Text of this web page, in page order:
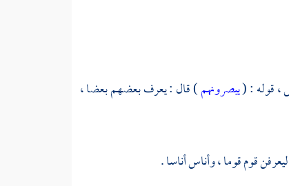
،قوله : (يبصرونهم) قال : يعرف بعضهم بعضا ،
قوم قوما ، وأناس أناسا .